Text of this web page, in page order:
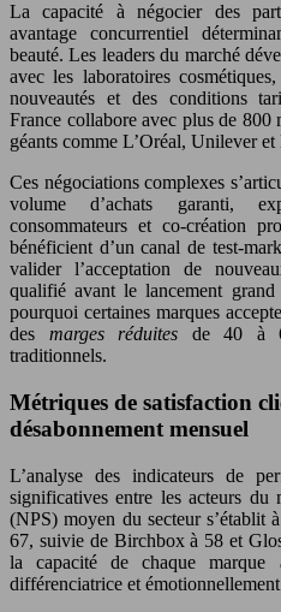
La capacité à négocier des
avantage concurrentiel
beauté. Les leaders du marché
avec les laboratoires
nouveautés et des conditions
France collabore avec plus de 800
géants comme L’Oréal, Unilever
Ces négociations complexes
volume d’achats garanti,
consommateurs et co-création
bénéficient d’un canal de test-
valider l’acceptation de
qualifié avant le lancement
pourquoi certaines marques
des marges réduites de 40 à
traditionnels.
Métriques de satisfaction
désabonnement mensuel
L’analyse des indicateurs de
significatives entre les acteurs
(NPS) moyen du secteur
67, suivie de Birchbox à 58 et
la capacité de chaque
différenciatrice et émotionnellement